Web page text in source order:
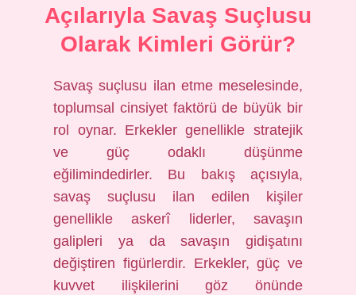
Açılarıyla Savaş Suçlusu
Olarak Kimleri Görür?
Savaş suçlusu ilan etme meselesinde,
toplumsal cinsiyet faktörü de büyük bir
rol oynar. Erkekler genellikle stratejik
ve güç odaklı düşünme
eğilimindedirler. Bu bakış açısıyla,
savaş suçlusu ilan edilen kişiler
genellikle askerî liderler, savaşın
galipleri ya da savaşın gidişatını
değiştiren figürlerdir. Erkekler, güç ve
kuvvet ilişkilerini göz önünde